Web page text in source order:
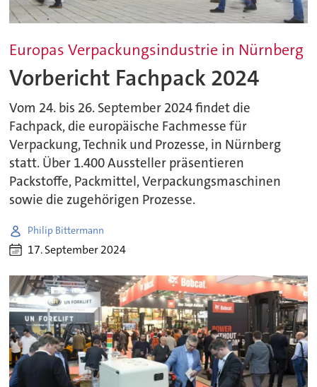
Europas Verpackungsindustrie in Nürnberg
Vorbericht Fachpack 2024
Vom 24. bis 26. September 2024 findet die
Fachpack, die europäische Fachmesse für
Verpackung, Technik und Prozesse, in Nürnberg
statt. Über 1.400 Aussteller präsentieren
Packstoffe, Packmittel, Verpackungsmaschinen
sowie die zugehörigen Prozesse.
Philip Bittermann
17. September 2024